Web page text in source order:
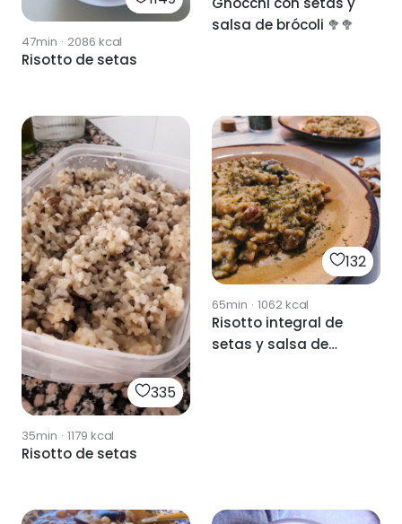
47min · 2086 kcal
Risotto de setas
salsa de brócoli 🥦🥦
335
35min · 1179 kcal
Risotto de setas
132
65min · 1062kcal
Risotto integral de
setas y salsa de